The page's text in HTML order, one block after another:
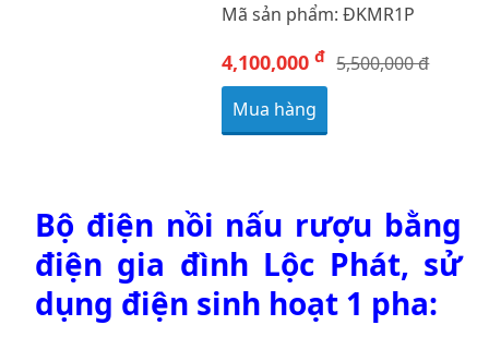
Mã sản phẩm: ĐKMR1P
4,100,000đ 5,500,000 đ
Mua hàng
Bộ điện nồi nấu rượu bằng
điện gia đình Lộc Phát, sử
dụng điện sinh hoạt 1 pha: